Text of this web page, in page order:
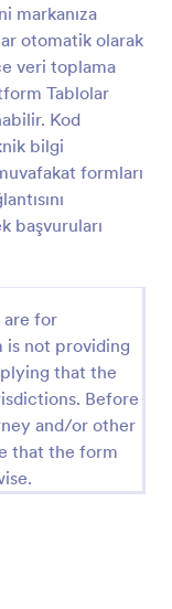
markanıza
otomatik olarak
veri toplama
Tablolar
Kod
bilgi
formları
başvuruları
are for
is not providing
that the
Before
and/or other
that the form
acenteler
rezerve